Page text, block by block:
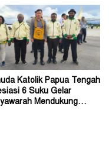
Katolik Papua Tengah
6 Suku Gelar
Mendukung